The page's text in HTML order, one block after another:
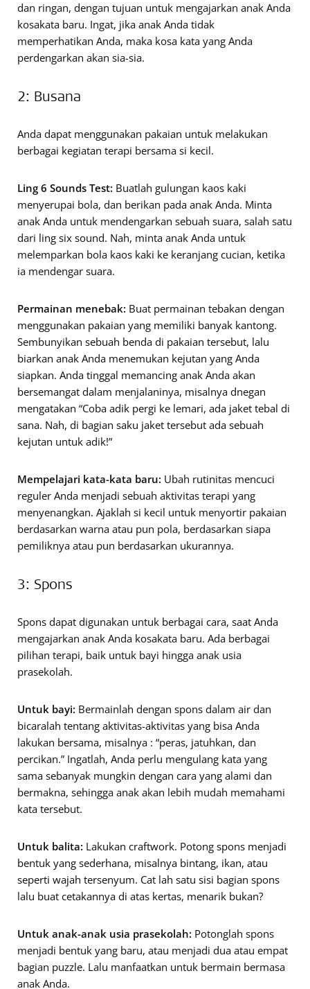
dan ringan, dengan tujuan untuk mengajarkan anak Anda
kosakata baru. Ingat, jika anak Anda tidak
memperhatikan Anda, maka kosa kata yang Anda
perdengarkan akan sia-sia.
2: Busana
Anda dapat menggunakan pakaian untuk melakukan
berbagai kegiatan terapi bersama si kecil.
Ling 6 Sounds Test: Buatlah gulungan kaos kaki
menyerupai bola, dan berikan pada anak Anda. Minta
anak Anda untuk mendengarkan sebuah suara, salah satu
dari ling six sound. Nah, minta anak Anda untuk
melemparkan bola kaos kaki ke keranjang cucian, ketika
ia mendengar suara.
Permainan menebak: Buat permainan tebakan dengan
menggunakan pakaian yang memiliki banyak kantong.
Sembunyikan sebuah benda di pakaian tersebut, lalu
biarkan anak Anda menemukan kejutan yang Anda
siapkan. Anda tinggal memancing anak Anda akan
bersemangat dalam menjalaninya, misalnya dnegan
mengatakan “Coba adik pergi ke lemari, ada jaket tebal di
sana. Nah, di bagian saku jaket tersebut ada sebuah
kejutan untuk adik!”
Mempelajari kata-kata baru: Ubah rutinitas mencuci
reguler Anda menjadi sebuah aktivitas terapi yang
menyenangkan. Ajaklah si kecil untuk menyortir pakaian
berdasarkan warna atau pun pola, berdasarkan siapa
pemiliknya atau pun berdasarkan ukurannya.
3: Spons
Spons dapat digunakan untuk berbagai cara, saat Anda
mengajarkan anak Anda kosakata baru. Ada berbagai
pilihan terapi, baik untuk bayi hingga anak usia
prasekolah.
Untuk bayi: Bermainlah dengan spons dalam air dan
bicaralah tentang aktivitas-aktivitas yang bisa Anda
lakukan bersama, misalnya : “peras, jatuhkan, dan
percikan.” Ingatlah, Anda perlu mengulang kata yang
sama sebanyak mungkin dengan cara yang alami dan
bermakna, sehingga anak akan lebih mudah memahami
kata tersebut.
Untuk balita: Lakukan craftwork. Potong spons menjadi
bentuk yang sederhana, misalnya bintang, ikan, atau
seperti wajah tersenyum. Cat lah satu sisi bagian spons
lalu buat cetakannya di atas kertas, menarik bukan?
Untuk anak-anak usia prasekolah: Potonglah spons
menjadi bentuk yang baru, atau menjadi dua atau empat
bagian puzzle. Lalu manfaatkan untuk bermain bermasa
anak Anda.